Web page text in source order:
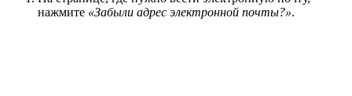
нажмите «Забыли адрес электронной почты?».